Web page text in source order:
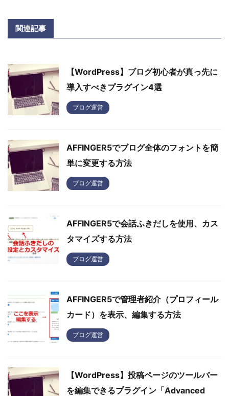
関連記事
【WordPress】ブログ初心者が真っ先に
導入すべきプラグイン4選
ブログ運営
AFFINGER5でブログ全体のフォントを簡
単に変更する方法
ブログ運営
AFFINGER5で会話ふきだしを使用、カス
タマイズする方法
ブログ運営
AFFINGER5で管理者紹介（プロフィール
カード）を表示、編集する方法
ブログ運営
【WordPress】投稿ページのツールバー
を編集できるプラグイン「Advanced